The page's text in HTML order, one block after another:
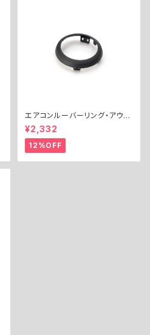
エアコンルーバーリング・アウタ
ー
¥2,332
12%OFF